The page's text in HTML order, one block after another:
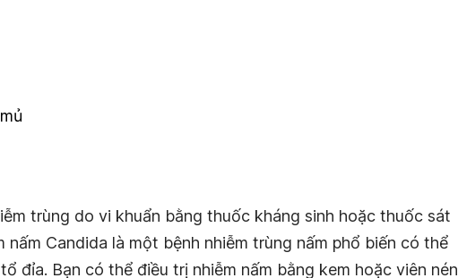
trùng do vi khuẩn bằng thuốc kháng sinh hoặc thuốc sát
nấm Candida là một bệnh nhiễm trùng nấm phổ biến có thể
đỉa. Bạn có thể điều trị nhiễm nấm bằng kem hoặc viên nén